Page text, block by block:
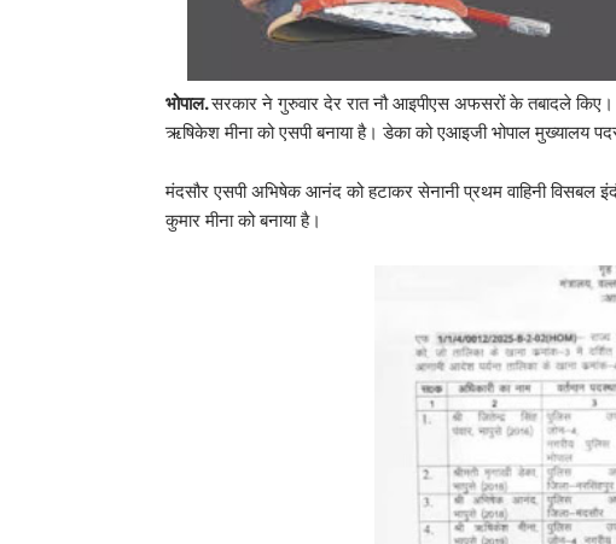
भोपाल.सरकार ने गुरुवार देर रात नौ आइपीएस अफसरों के तबादले
ऋषिकेश मीना को एसपी बनाया है। डेका को एआइजी भोपाल मुख्यालय
मंदसौर एसपी अभिषेक आनंद को हटाकर सेनानी प्रथम वाहिनी विसबल
कुमार मीना को बनाया है।